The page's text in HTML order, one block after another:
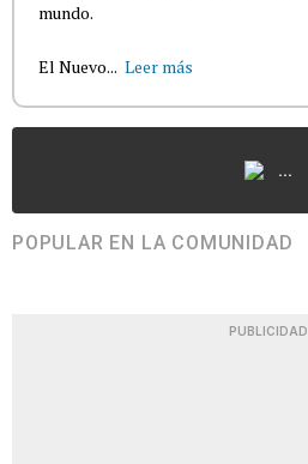
mundo.
El Nuevo... Leer más
...
POPULAR EN LA COMUNIDAD
PUBLICIDAD